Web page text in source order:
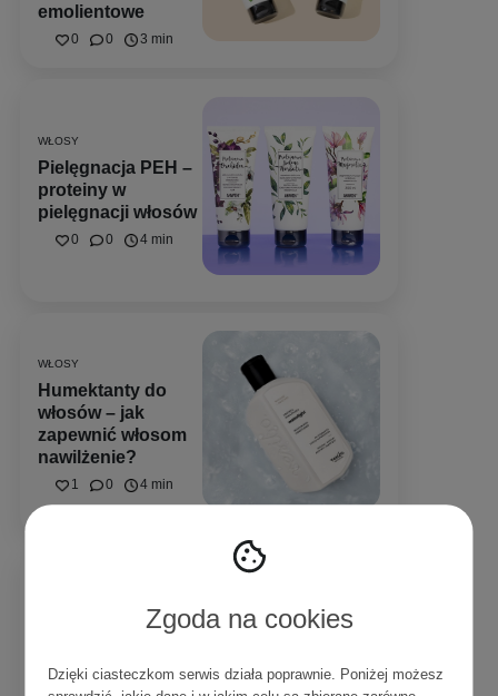
Zgoda na cookies
Dzięki ciasteczkom serwis działa poprawnie. Poniżej możesz
emolientowe
0 0 3 min
WŁOSY
Pielęgnacja PEH –
proteiny w
pielęgnacji włosów
0 0 4 min
WŁOSY
Humektanty do
włosów – jak
zapewnić włosom
nawilżenie?
1 0 4 min
pigułce – o co
humektantami,
emolientami i